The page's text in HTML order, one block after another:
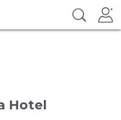
Hotel